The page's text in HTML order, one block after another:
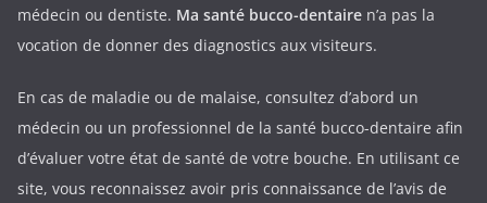
médecin ou dentiste. Ma santé bucco-dentaire n’a pas la
vocation de donner des diagnostics aux visiteurs.
En cas de maladie ou de malaise, consultez d’abord un
médecin ou un professionnel de la santé bucco-dentaire afin
d’évaluer votre état de santé de votre bouche. En utilisant ce
site, vous reconnaissez avoir pris connaissance de l’avis de